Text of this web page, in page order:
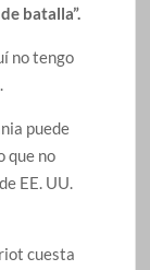
batalla”.
no tengo
puede
que no
EE. UU.
cuesta